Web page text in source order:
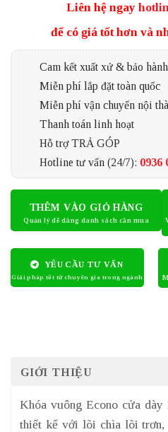
Liên hệ ngay
để có giá tốt hơn và
Cam kết xuất xứ & bảo
Miễn phí lắp đặt toàn quốc
Miễn phí vận chuyển nội
Thanh toán linh hoạt
Hỗ trợ TRẢ GÓP
Hotline tư vấn (24/7): 0936
THÊM VÀO GIỎ HÀNG
YÊU CẦU TƯ VẤN
GIỚI THIỆU
Khóa vuông Econo cửa dày
thiết kế với lõi chìa lõi trơn,